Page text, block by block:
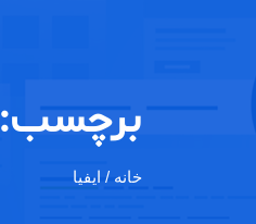
برچسب:
خانه / ایفیا